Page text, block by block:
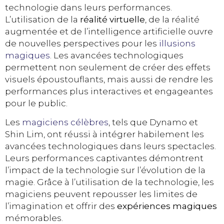
technologie dans leurs performances.
L’utilisation de la réalité virtuelle , de la réalité
augmentée et de l’intelligence artificielle ouvre
de nouvelles perspectives pour les illusions
magiques . Les avancées technologiques
permettent non seulement de créer des effets
visuels époustouflants, mais aussi de rendre les
performances plus interactives et engageantes
pour le public.
Les magiciens célèbres, tels que Dynamo et
Shin Lim, ont réussi à intégrer habilement les
avancées technologiques dans leurs spectacles.
Leurs performances captivantes démontrent
l’impact de la technologie sur l’évolution de la
magie. Grâce à l’utilisation de la technologie, les
magiciens peuvent repousser les limites de
l’imagination et offrir des expériences magiques
mémorables.